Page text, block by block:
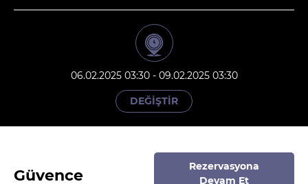
06.02.2025 03:30 - 09.02.2025 03:30
DEĞİŞTİR
Güvence
Rezervasyona
Devam Et